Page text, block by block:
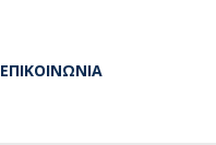
ΕΠΙΚΟΙΝΩΝΙΑ